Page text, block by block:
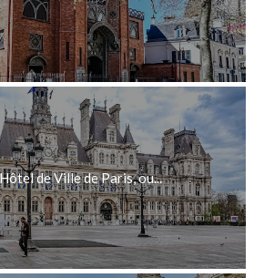
de Ville de Paris, ou...